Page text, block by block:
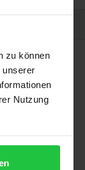
zu können
unserer
Nutzung